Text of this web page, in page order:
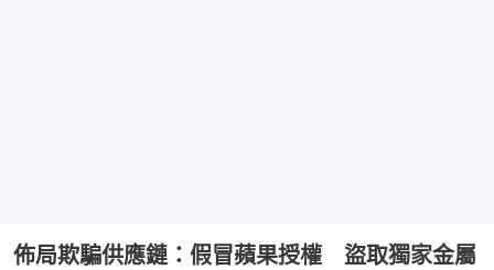
佈局欺騙供應鏈：假冒蘋果授權 盜取獨家金屬